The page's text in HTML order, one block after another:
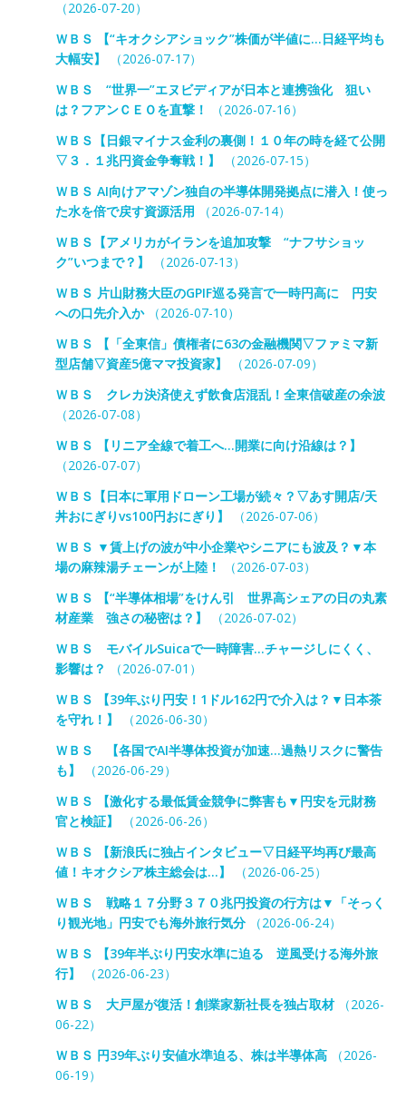
（2026-07-20）
ＷＢＳ 【“キオクシアショック”株価が半値に…日経平均も
大幅安】
（2026-07-17）
ＷＢＳ “世界一”エヌビディアが日本と連携強化 狙い
は？フアンＣＥＯを直撃！
（2026-07-16）
ＷＢＳ【日銀マイナス金利の裏側！１０年の時を経て公開
▽３．１兆円資金争奪戦！】
（2026-07-15）
ＷＢＳ AI向けアマゾン独自の半導体開発拠点に潜入！使っ
た水を倍で戻す資源活用 （2026-07-14）
ＷＢＳ【アメリカがイランを追加攻撃 “ナフサショッ
ク”いつまで？】
（2026-07-13）
ＷＢＳ 片山財務大臣のGPIF巡る発言で一時円高に 円安
への口先介入か（2026-07-10）
ＷＢＳ 【「全東信」債権者に63の金融機関▽ファミマ新
型店舗▽資産5億ママ投資家】
（2026-07-09）
ＷＢＳ クレカ決済使えず飲食店混乱！全東信破産の余波
（2026-07-08）
ＷＢＳ 【リニア全線で着工へ…開業に向け沿線は？】
（2026-07-07）
ＷＢＳ【日本に軍用ドローン工場が続々？▽あす開店/天
丼おにぎりvs100円おにぎり】
（2026-07-06）
ＷＢＳ ▼賃上げの波が中小企業やシニアにも波及？▼本
場の麻辣湯チェーンが上陸！
（2026-07-03）
ＷＢＳ 【“半導体相場”をけん引 世界高シェアの日の丸素
材産業 強さの秘密は？】
（2026-07-02）
ＷＢＳ モバイルSuicaで一時障害…チャージしにくく、
影響は？
（2026-07-01）
ＷＢＳ 【39年ぶり円安！1ドル162円で介入は？▼日本茶
を守れ！】
（2026-06-30）
ＷＢＳ 【各国でAI半導体投資が加速…過熱リスクに警告
も】
（2026-06-29）
ＷＢＳ 【激化する最低賃金競争に弊害も▼円安を元財務
官と検証】
（2026-06-26）
ＷＢＳ 【新浪氏に独占インタビュー▽日経平均再び最高
値！キオクシア株主総会は…】
（2026-06-25）
ＷＢＳ 戦略１７分野３７０兆円投資の行方は▼「そっく
り観光地」円安でも海外旅行気分（2026-06-24）
ＷＢＳ 【39年半ぶり円安水準に迫る 逆風受ける海外旅
行】
（2026-06-23）
ＷＢＳ 大戸屋が復活！創業家新社長を独占取材（2026-
06-22）
ＷＢＳ 円39年ぶり安値水準迫る、株は半導体高（2026-
06-19）